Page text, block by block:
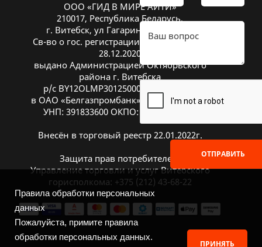
ООО «ГИД В МИРЕ АЙТИ»
210017, Республика Беларусь,
г. Витебск, ул Гагарина 26А, оф. 20
Св-во о гос. регистрации № 391833600 от
28.12.2020
выдано Администрацией Октябрьского
района г. Витебска
р/с BY12OLMP30125000269700000933
в ОАО «Белгазпромбанк», код OLMPBY2X
УНП: 391833600 ОКПО: 504669272000
Внесён в торговый реестр 22.01.2022г.
Защита прав потребителей:
Управление торговли и услуг Витебского
горисполкома: +375 (212) 43-68-22
ОТПРАВИТЬ
Правила обработки персональных
данных
Пожалуйста, примите правила
обработки персональных данных.
ПРИНЯТЬ